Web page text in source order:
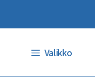
Valikko